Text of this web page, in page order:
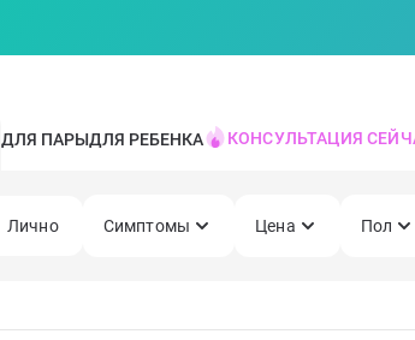
ДЛЯ ПАРЫДЛЯ РЕБЕНКА КОНСУЛЬТАЦИЯ
Лично Симптомы Цена Пол